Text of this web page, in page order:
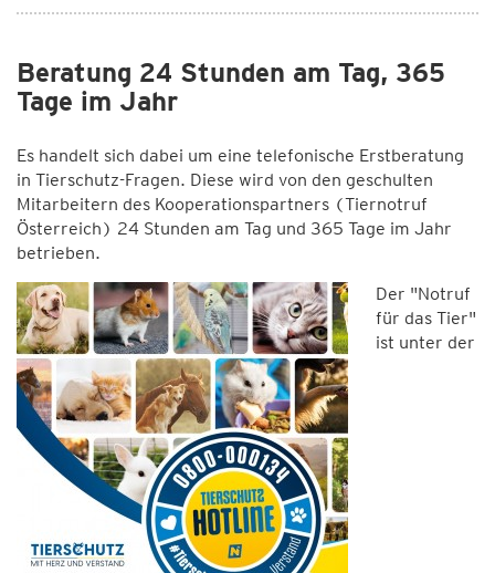
Beratung 24 Stunden am Tag, 365
Tage im Jahr
Es handelt sich dabei um eine telefonische Erstberatung
in Tierschutz-Fragen. Diese wird von den geschulten
Mitarbeitern des Kooperationspartners (Tiernotruf
Österreich) 24 Stunden am Tag und 365 Tage im Jahr
betrieben.
Der "Notruf
für das Tier"
ist unter der